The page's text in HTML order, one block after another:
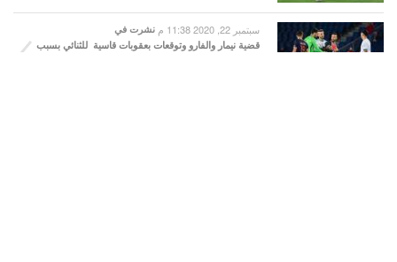
نشرت في سبتمبر 22, 2020 11:38 م
قضية نيمار والفارو وتوقعات بعقوبات قاسية للثنائي بسبب